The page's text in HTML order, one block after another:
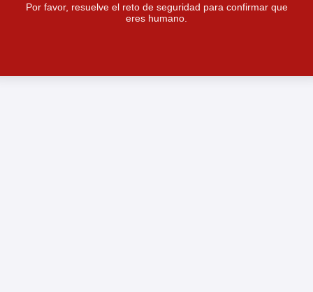
Por favor, resuelve el reto de seguridad para confirmar que
eres humano.